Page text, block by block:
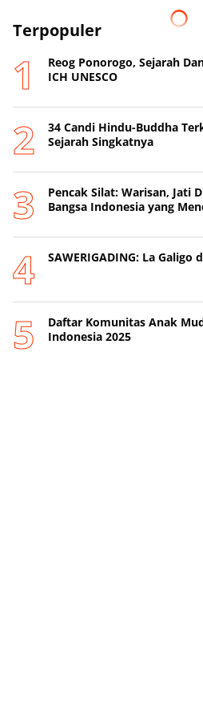
Terpopuler
Reog Ponorogo, Sejarah
ICH UNESCO
34 Candi Hindu-Buddha
Sejarah Singkatnya
Pencak Silat: Warisan, Jati
Bangsa Indonesia yang
SAWERIGADING: La Galigo
Daftar Komunitas Anak
Indonesia 2025